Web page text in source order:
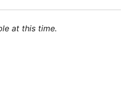
at this time.